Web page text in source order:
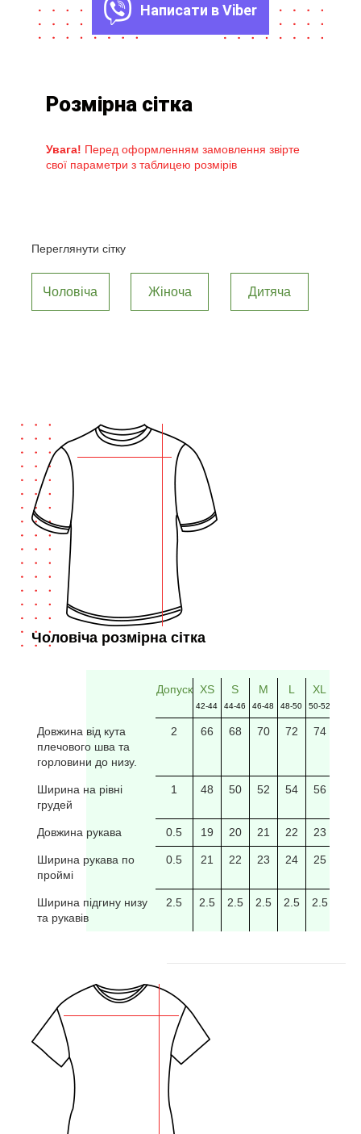
Написати в Viber
Розмірна сітка
Увага! Перед оформленням замовлення звірте
свої параметри з таблицею розмірів
Переглянути сітку
Чоловіча Жіноча Дитяча
Чоловіча розмірна сітка
Допуск XS
42-44
S
44-46
M
46-48
L
48-50
XL
50-52
Довжина від кута
плечового шва та
горловини до низу.
2 66 68 70 72 74
Ширина на рівні
грудей
1 48 50 52 54 56
Довжина рукава 0.5 19 20 21 22 23
Ширина рукава по
проймі
0.5 21 22 23 24 25
Ширина підгину низу
та рукавів
2.5 2.5 2.5 2.5 2.5 2.5